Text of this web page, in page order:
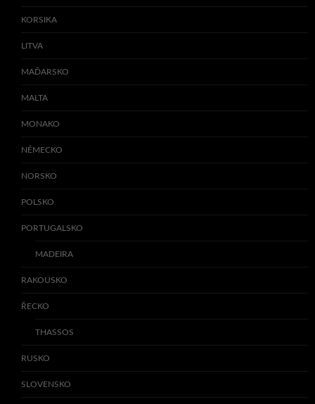
KORSIKA
LITVA
MAĎARSKO
MALTA
MONAKO
NĚMECKO
NORSKO
POLSKO
PORTUGALSKO
MADEIRA
RAKOUSKO
ŘECKO
THASSOS
RUSKO
SLOVENSKO